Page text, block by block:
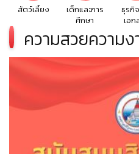
สัตว์เลี้ยง
เด็กและการ
ศึกษา
ธุรกิ
เอก
ความสวยความ